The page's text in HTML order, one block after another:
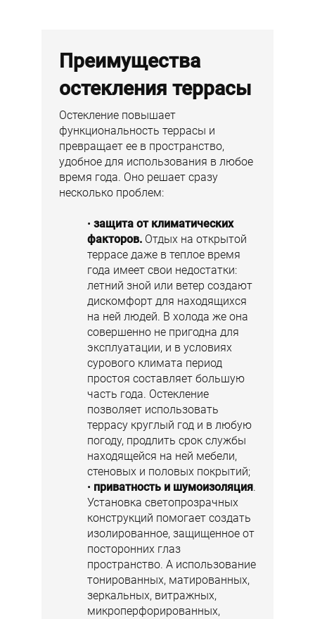
Преимущества
остекления террасы
Остекление повышает
функциональность террасы и
превращает ее в пространство,
удобное для использования в любое
время года. Оно решает сразу
несколько проблем:
защита от климатических
факторов. Отдых на открытой
террасе даже в теплое время
года имеет свои недостатки:
летний зной или ветер создают
дискомфорт для находящихся
на ней людей. В холода же она
совершенно не пригодна для
эксплуатации, и в условиях
сурового климата период
простоя составляет большую
часть года. Остекление
позволяет использовать
террасу круглый год и в любую
погоду, продлить срок службы
находящейся на ней мебели,
стеновых и половых покрытий;
приватность и шумоизоляция.
Установка светопрозрачных
конструкций помогает создать
изолированное, защищенное от
посторонних глаз
пространство. А использование
тонированных, матированных,
зеркальных, витражных,
микроперфорированных,